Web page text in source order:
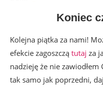
Koniec
Kolejna piątka za nami!
efekcie zagoszczą tutaj za
nadzieję że nie zawiodłem
tak samo jak poprzedni,